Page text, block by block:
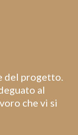
del progetto.
al
che vi si